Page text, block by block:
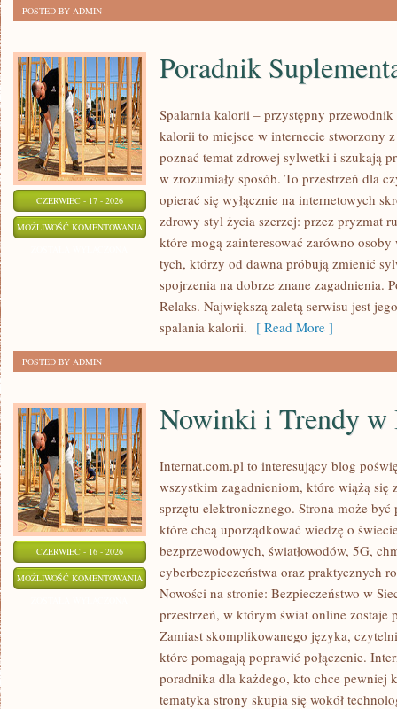
POSTED BY ADMIN
CZERWIEC - 17 - 2026
MOŻLIWOŚĆ KOMENTOWANIA PORADNIK
SUPLEMENTACYJNY
Poradnik
Spalarnia kalorii – przystępny
kalorii to miejsce w internecie stworzony
poznać temat zdrowej sylwetki i szukają
w zrozumiały sposób. To przestrzeń dla
opierać się wyłącznie na internetowych
zdrowy styl życia szerzej: przez pryzmat
które mogą zainteresować zarówno
tych, którzy od dawna próbują zmienić
spojrzenia na dobrze znane zagadnienia.
Relaks. Największą zaletą serwisu jest
spalania kalorii. [ Read More ]
POSTED BY ADMIN
CZERWIEC - 16 - 2026
MOŻLIWOŚĆ KOMENTOWANIA NOWINKI
TRENDY
INTERNECIE
Nowinki i Trendy w
Internat.com.pl to interesujący blog
wszystkim zagadnieniom, które wiążą się
sprzętu elektronicznego. Strona może
które chcą uporządkować wiedzę o
bezprzewodowych, światłowodów, 5G,
cyberbezpieczeństwa oraz praktycznych
Nowości na stronie: Bezpieczeństwo w
przestrzeń, w którym świat online zostaje
Zamiast skomplikowanego języka,
które pomagają poprawić połączenie.
poradnika dla każdego, kto chce pewniej
tematyka strony skupia się wokół